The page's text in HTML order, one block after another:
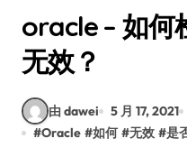
oracle – 如何
无效？
由 dawei 5 月 17, 2021
#Oracle #如何 #无效 #是